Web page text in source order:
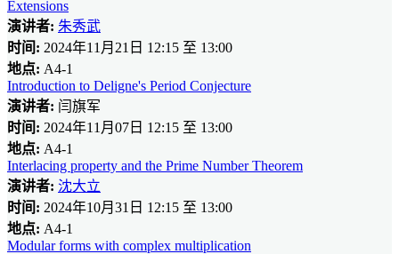
Extensions
演讲者: 朱秀武
时间: 2024年11月21日 12:15 至 13:00
地点: A4-1
Introduction to Deligne's Period Conjecture
演讲者: 闫旗军
时间: 2024年11月07日 12:15 至 13:00
地点: A4-1
Interlacing property and the Prime Number Theorem
演讲者: 沈大立
时间: 2024年10月31日 12:15 至 13:00
地点: A4-1
Modular forms with complex multiplication